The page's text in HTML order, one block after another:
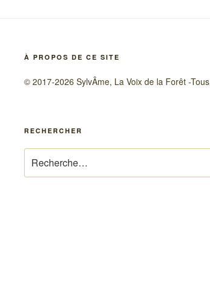
À PROPOS DE CE SITE
© 2017-2026 SylvÂme, La Voix de la Forêt -
RECHERCHER
pour
: